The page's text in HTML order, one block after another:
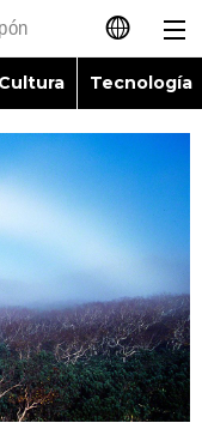
日本語
English
简体字
繁體字
Français
العربية
Cultura Tecnología